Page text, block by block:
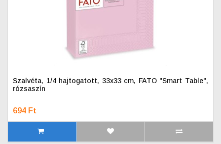
Szalvéta, 1/4 hajtogatott, 33x33 cm, FATO "Smart Table",
rózsaszín
694 Ft